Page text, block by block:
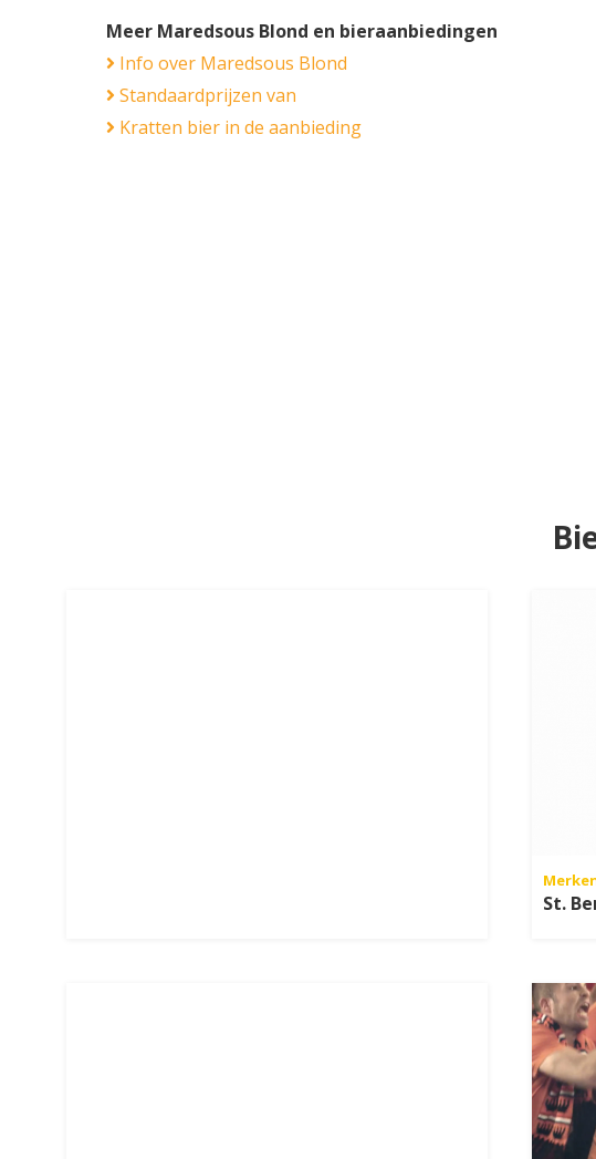
Meer Maredsous Blond en bieraanbiedingen
Info over Maredsous Blond
Standaardprijzen van
Kratten bier in de aanbieding
St.